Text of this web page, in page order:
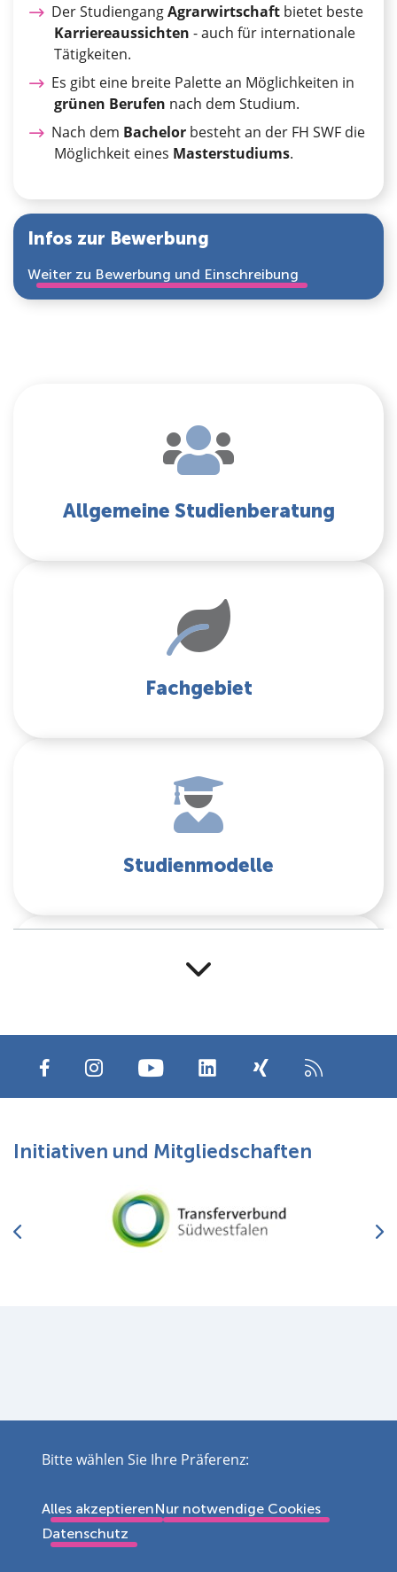
Der StudiengangAgrarwirtschaft bietet beste
Karriereaussichten - auch für internationale
Tätigkeiten.
Es gibt eine breite Palette an Möglichkeiten in
grünen Berufen nach dem Studium.
Nach dem Bachelorbesteht an der FH SWF die
Möglichkeit eines Masterstudiums.
Infos zur Bewerbung
Weiter zu Bewerbung und Einschreibung
Allgemeine Studienberatung
Fachgebiet
Studienmodelle
Events für Studieninteressierte
Initiativen und Mitgliedschaften
Impressum Datenschutz
Disclaimer
Kontakt
Cookie Einstellungen 4926733
Bitte wählen Sie Ihre Präferenz:
Alles akzeptierenNur notwendige Cookies
Datenschutz